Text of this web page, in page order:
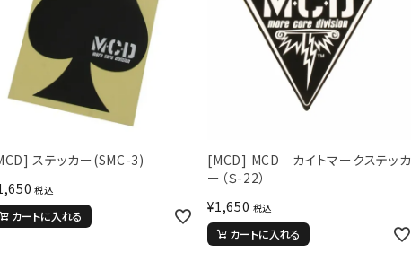
L XL
XXXL
36inc
ステッカー(SMC-3)
税込
カートに入れる
[MCD] MCD カイトマークステッカ
ー（Ｓ-22）
¥1,650 税込
カートに入れる